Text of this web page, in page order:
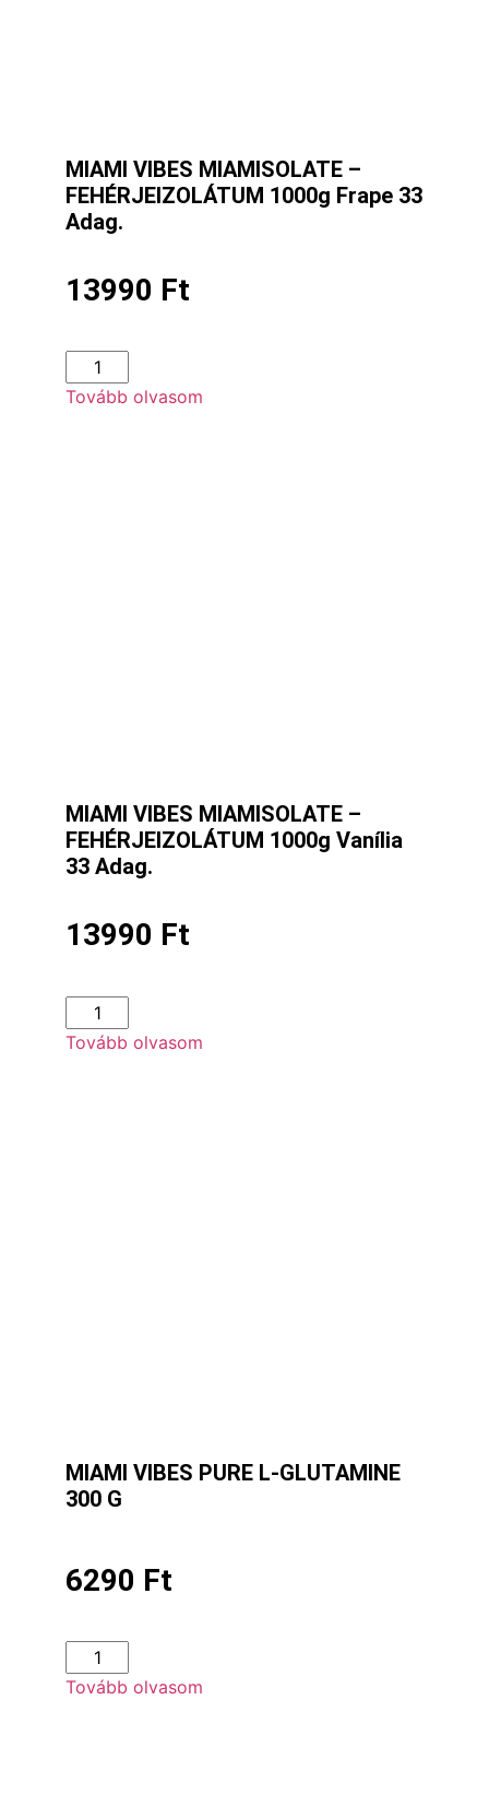
MIAMI VIBES MIAMISOLATE –
FEHÉRJEIZOLÁTUM 1000g Frape 33
Adag.
13990 Ft
Tovább olvasom
MIAMI VIBES MIAMISOLATE –
FEHÉRJEIZOLÁTUM 1000g Vanília
33 Adag.
13990 Ft
Tovább olvasom
MIAMI VIBES PURE L-GLUTAMINE
300 G
6290 Ft
Tovább olvasom